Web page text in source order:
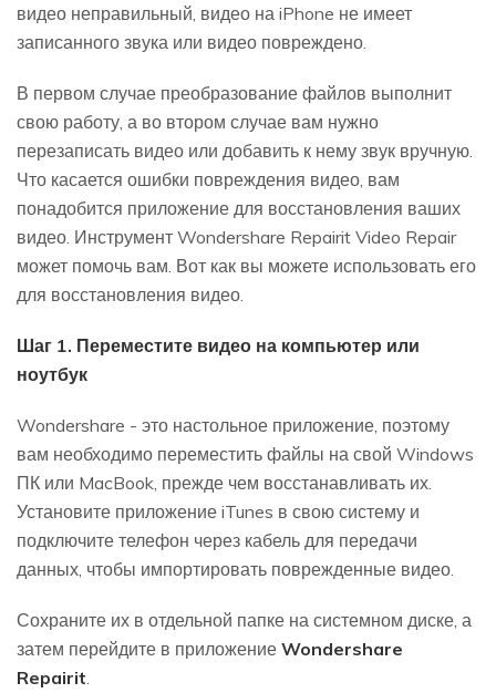
видео неправильный, видео на iPhone не имеет
записанного звука или видео повреждено.
В первом случае преобразование файлов выполнит
свою работу, а во втором случае вам нужно
перезаписать видео или добавить к нему звук вручную.
Что касается ошибки повреждения видео, вам
понадобится приложение для восстановления ваших
видео. Инструмент Wondershare Repairit Video Repair
может помочь вам. Вот как вы можете использовать его
для восстановления видео.
Шаг 1. Переместите видео на компьютер или
ноутбук
Wondershare - это настольное приложение, поэтому
вам необходимо переместить файлы на свой Windows
ПК или MacBook, прежде чем восстанавливать их.
Установите приложение iTunes в свою систему и
подключите телефон через кабель для передачи
данных, чтобы импортировать поврежденные видео.
Сохраните их в отдельной папке на системном диске, а
затем перейдите в приложение Wondershare
Repairit